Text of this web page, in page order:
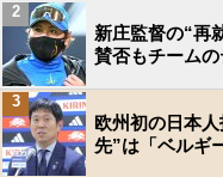
新庄監督の“再
賛否もチーム
2
欧州初の日本
先”は「ベルギ
3